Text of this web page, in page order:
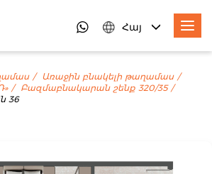
Հայ
Առաջին բնակելի թաղամաս
Բազմաբնակարան շենք 320/35
36